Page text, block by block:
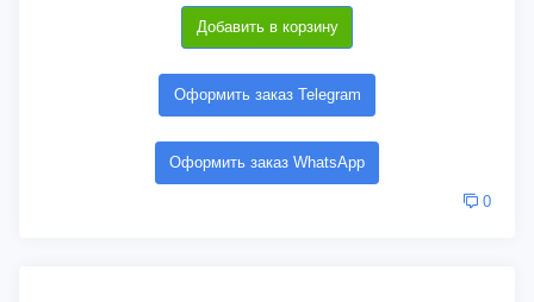
Добавить в корзину
Оформить заказ Telegram
Оформить заказ WhatsApp
0